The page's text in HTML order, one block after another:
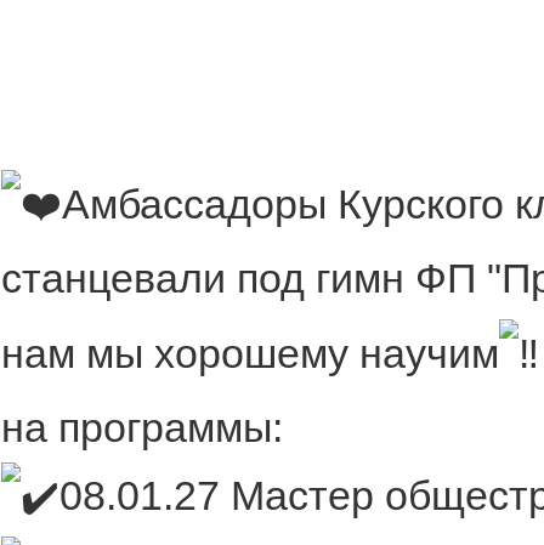
Амбассадоры Курского
станцевали под гимн ФП
нам мы хорошему научим
на программы:
08.01.27 Мастер